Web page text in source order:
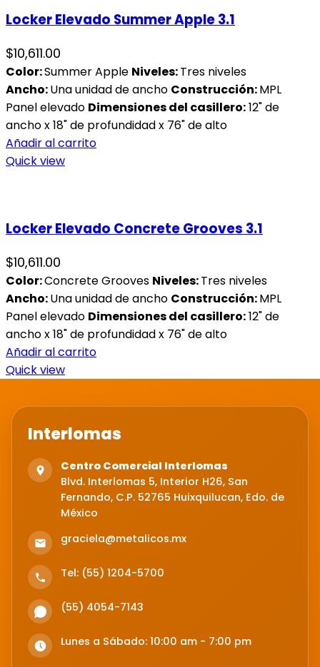
Locker Elevado Summer Apple 3.1
$10,611.00
Color:Summer Apple Niveles:Tres niveles
Ancho:Una unidad de ancho Construcción:MPL
Panel elevado Dimensiones del casillero:12" de
ancho x 18" de profundidad x 76" de alto
Añadir al carrito
Quick view
Locker Elevado Concrete Grooves 3.1
$10,611.00
Color:Concrete Grooves Niveles:Tres niveles
Ancho:Una unidad de ancho Construcción:MPL
Panel elevado Dimensiones del casillero:12" de
ancho x 18" de profundidad x 76" de alto
Añadir al carrito
Quick view
Interlomas
Centro Comercial Interlomas
Blvd. Interlomas 5, Interior H26, San
Fernando, C.P. 52765 Huixquilucan, Edo. de
México
graciela@metalicos.mx
Tel: (55) 1204-5700
(55) 4054-7143
Lunes a Sábado: 10:00 am - 7:00 pm